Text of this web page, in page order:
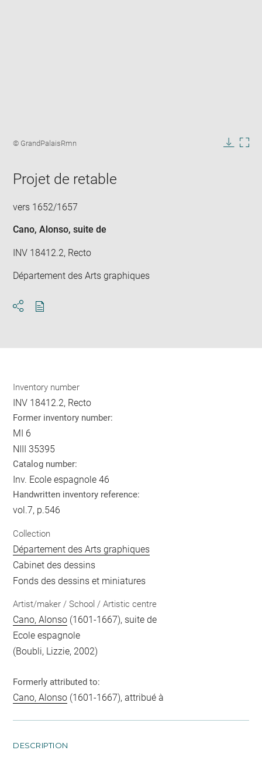
Image
© GrandPalaisRmn
Projet de retable
vers 1652/1657
Cano, Alonso, suite de
INV 18412.2, Recto
Département des Arts graphiques
Inventory number
INV 18412.2, Recto
Former inventory number:
MI 6
NIII 35395
Catalog number:
Inv. Ecole espagnole 46
Handwritten inventory reference:
vol.7, p.546
Collection
Département des Arts graphiques
Cabinet des dessins
Fonds des dessins et miniatures
Artist/maker / School / Artistic centre
Cano, Alonso (1601-1667), suite de
Ecole espagnole
(Boubli, Lizzie, 2002)
Formerly attributed to:
Cano, Alonso (1601-1667), attribué à
DESCRIPTION